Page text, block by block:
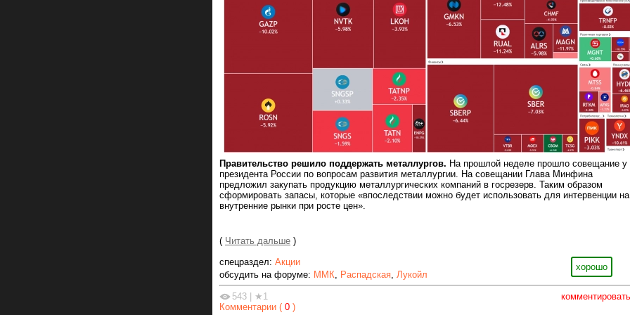
Правительство решило поддержать металлургов. На прошлой неделе прошло совещание у
президента России по вопросам развития металлургии. На совещании Глава Минфина
предложил закупать продукцию металлургических компаний в госрезерв. Таким образом
сформировать запасы, которые «впоследствии можно будет использовать для интервенции на
внутренние рынки при росте цен».
( Читать дальше )
хорошо
спецраздел: Акции
обсудить на форуме: ММК, Распадская, Лукойл
комментировать
543 | ★1
Комментарии ( 0 )